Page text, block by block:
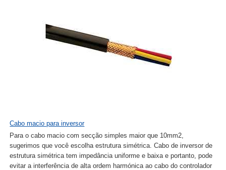
Cabo macio para inversor
Para o cabo macio com secção simples maior que 10mm2,
sugerimos que você escolha estrutura simétrica. Cabo de inversor de
estrutura simétrica tem impedância uniforme e baixa e portanto, pode
evitar a interferência de alta ordem harmónica ao cabo do controlador